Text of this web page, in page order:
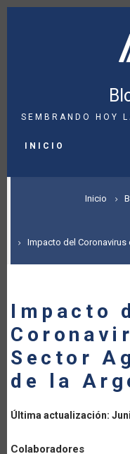
Pasar
SEMBRANDO HOY
NAVIGATION
INICIO
DE
A
LA
Inicio
Impacto del Coronavirus
Impacto
Sector
de la
Última actualización:
Colaboradores